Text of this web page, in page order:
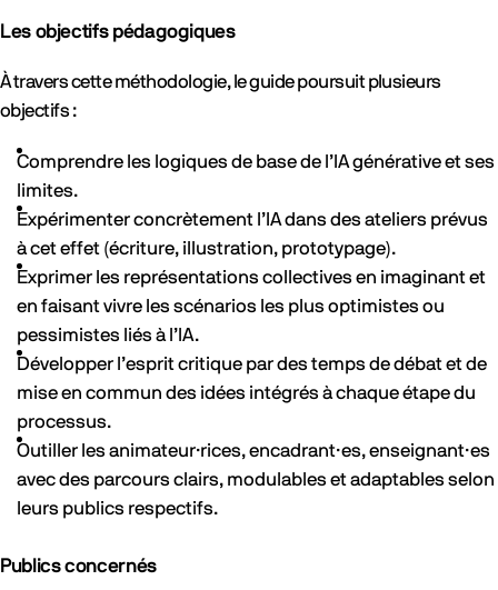
Les objectifs pédagogiques
À travers cette méthodologie, le guide poursuit plusieurs
objectifs :
Comprendre les logiques de base de l’IA générative et ses
limites.
Expérimenter concrètement l’IA dans des ateliers prévus
à cet effet (écriture, illustration, prototypage).
Exprimer les représentations collectives en imaginant et
en faisant vivre les scénarios les plus optimistes ou
pessimistes liés à l’IA.
Développer l’esprit critique par des temps de débat et de
mise en commun des idées intégrés à chaque étape du
processus.
Outiller les animateur·rices, encadrant·es, enseignant·es
avec des parcours clairs, modulables et adaptables selon
leurs publics respectifs.
Publics concernés